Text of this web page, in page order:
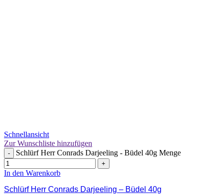
Schnellansicht
Zur Wunschliste hinzufügen
- Schlürf Herr Conrads Darjeeling - Büdel 40g Menge
+
In den Warenkorb
Schlürf Herr Conrads Darjeeling – Büdel 40g